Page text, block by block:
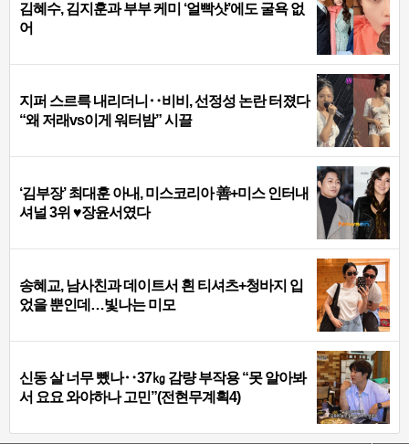
김혜수, 김지훈과 부부 케미 ‘얼빡샷’에도 굴욕 없
어
지퍼 스르륵 내리더니‥비비, 선정성 논란 터졌다
“왜 저래vs이게 워터밤” 시끌
‘김부장’ 최대훈 아내, 미스코리아 善+미스 인터내
셔널 3위 ♥장윤서였다
송혜교, 남사친과 데이트서 흰 티셔츠+청바지 입
었을 뿐인데…빛나는 미모
신동 살 너무 뺐나‥37㎏ 감량 부작용 “못 알아봐
서 요요 와야하나 고민”(전현무계획4)